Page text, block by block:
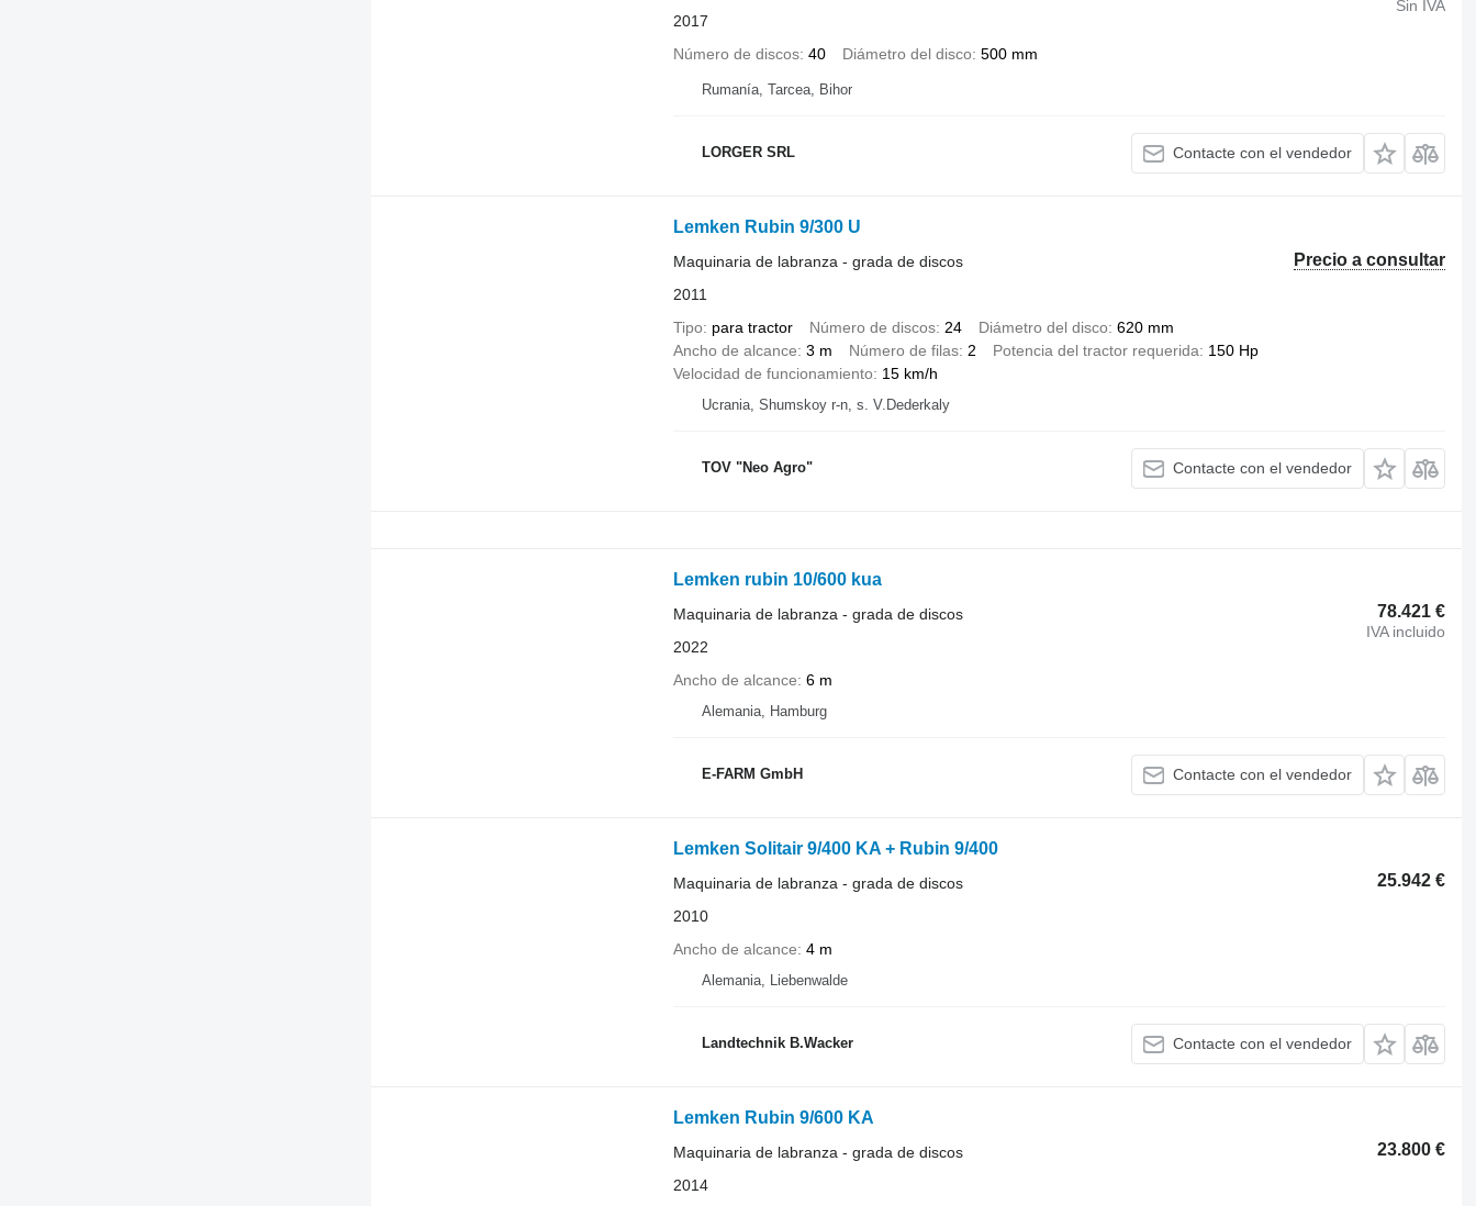
Sin IVA
2017
Número de discos 40 Diámetro del disco 500 mm
Rumanía, Tarcea, Bihor
LORGER SRL Contacte con el vendedor
Lemken Rubin 9/300 U
Precio a consultar
Maquinaria de labranza - grada de discos
2011
Tipo
para tractor Número de discos 24 Diámetro del disco 620 mm
Ancho de alcance 3 m Número de filas 2 Potencia del tractor requerida
150 Hp
Velocidad de funcionamiento
15 km/h
Ucrania, Shumskoy r-n, s. V.Dederkaly
TOV "Neo Agro" Contacte con el vendedor
Lemken rubin 10/600 kua
78.421 €
IVA incluido
Maquinaria de labranza - grada de discos
2022
Ancho de alcance 6 m
Alemania, Hamburg
E-FARM GmbH Contacte con el vendedor
Lemken Solitair 9/400 KA + Rubin 9/400
25.942 €
Maquinaria de labranza - grada de discos
2010
Ancho de alcance 4 m
Alemania, Liebenwalde
Landtechnik B.Wacker Contacte con el vendedor
Lemken Rubin 9/600 KA
23.800 €
Maquinaria de labranza - grada de discos
2014